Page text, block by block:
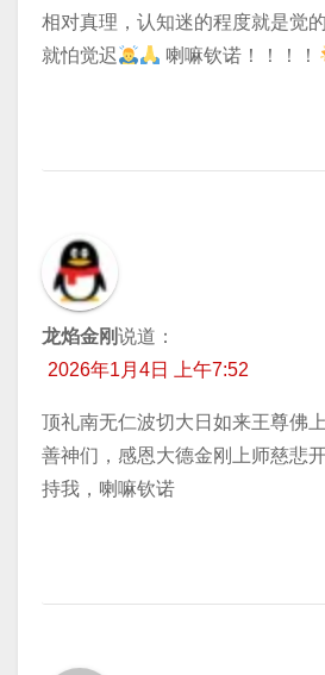
相对真理，认知迷的程度就是觉
就怕觉迟
喇嘛钦诺！！！！
龙焰金刚说道：
2026年1月4日 上午7:52
顶礼南无仁波切大日如来王尊佛
善神们，感恩大德金刚上师慈悲
持我，喇嘛钦诺